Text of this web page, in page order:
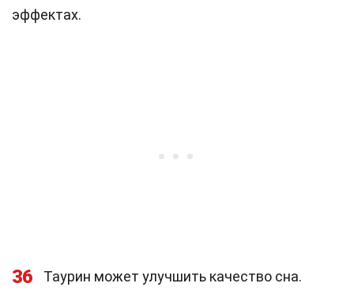
эффектах.
36 Таурин может улучшить качество сна.